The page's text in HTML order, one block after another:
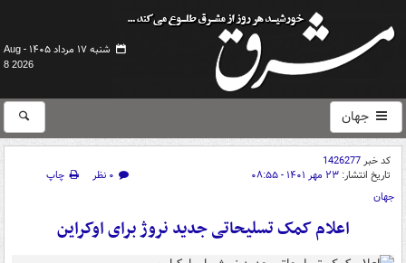
شنبه ۱۷ مرداد ۱۴۰۵ -
Aug
8 2026
جهان
کد خبر1426277
تاریخ انتشار: ۲۳ مهر ۱۴۰۱ - ۰۸:۵۵ ۰ نظر
چاپ
جهان
اعلام کمک تسلیحاتی جدید نروژ برای اوکراین